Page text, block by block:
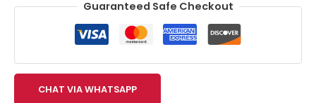
Guaranteed Safe Checkout
CHAT VIA WHATSAPP